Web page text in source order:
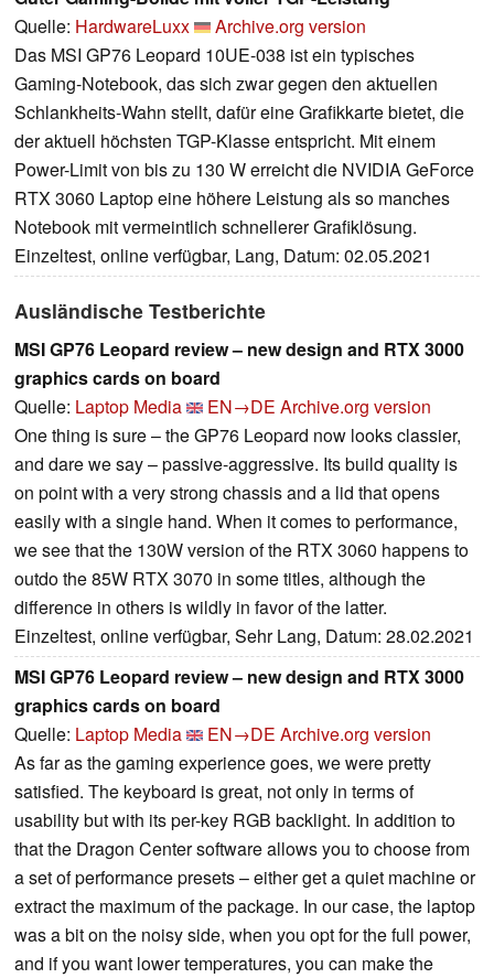
Quelle: HardwareLuxx
Archive.org version
Das MSI GP76 Leopard 10UE-038 ist ein typisches
Gaming-Notebook, das sich zwar gegen den aktuellen
Schlankheits-Wahn stellt, dafür eine Grafikkarte bietet, die
der aktuell höchsten TGP-Klasse entspricht. Mit einem
Power-Limit von bis zu 130 W erreicht die NVIDIA GeForce
RTX 3060 Laptop eine höhere Leistung als so manches
Notebook mit vermeintlich schnellerer Grafiklösung.
Einzeltest, online verfügbar, Lang, Datum: 02.05.2021
Ausländische Testberichte
MSI GP76 Leopard review – new design and RTX 3000
graphics cards on board
Quelle: Laptop Media EN→DE Archive.org version
One thing is sure – the GP76 Leopard now looks classier,
and dare we say – passive-aggressive. Its build quality is
on point with a very strong chassis and a lid that opens
easily with a single hand. When it comes to performance,
we see that the 130W version of the RTX 3060 happens to
outdo the 85W RTX 3070 in some titles, although the
difference in others is wildly in favor of the latter.
Einzeltest, online verfügbar, Sehr Lang, Datum: 28.02.2021
MSI GP76 Leopard review – new design and RTX 3000
graphics cards on board
Quelle: Laptop Media EN→DE Archive.org version
As far as the gaming experience goes, we were pretty
satisfied. The keyboard is great, not only in terms of
usability but with its per-key RGB backlight. In addition to
that the Dragon Center software allows you to choose from
a set of performance presets – either get a quiet machine or
extract the maximum of the package. In our case, the laptop
was a bit on the noisy side, when you opt for the full power,
and if you want lower temperatures, you can make the